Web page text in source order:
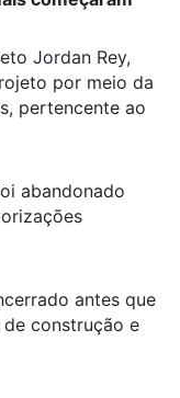
Jordan Rey,
por meio da
pertencente ao
abandonado
antes que
construção e